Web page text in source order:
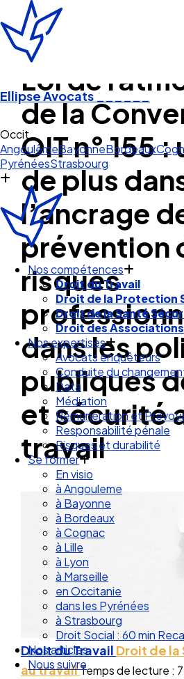
Ellipse Avocats______
Occitanie
AngoulêmeBayonneBordeaux
PyrénéesStrasbourg
Nos compétences
Droit du Travail
Droit de la Protection
Droit de la Santé
Droit des Associations
Nos expertises
Avocats enquêteurs
Conduite du
Data
Médiation
Rémunération et
Responsabilité pénale
Risques et durabilité
Se former
En visio
à Angouleme
à Bayonne
à Bordeaux
à Cognac
à Lille
à Lyon
à Marseille
en Occitanie
dans les Pyrénées
à Strasbourg
Droit Social : 60 min
Nos articles
Nous suivre
Loi de
de la
OIT n° 155 :
de plus
l’ancrage
prévention
risques
dans les
publiques
et sécurité
travail
Droit du Travail Droit de la
au travailTemps de lecture : 7